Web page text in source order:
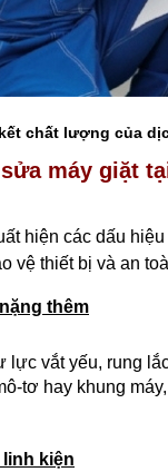
chất lượng của
máy giặt
hiện các dấu
vệ thiết bị và an
thêm
lực vắt yếu, rung
tơ hay khung
kiện